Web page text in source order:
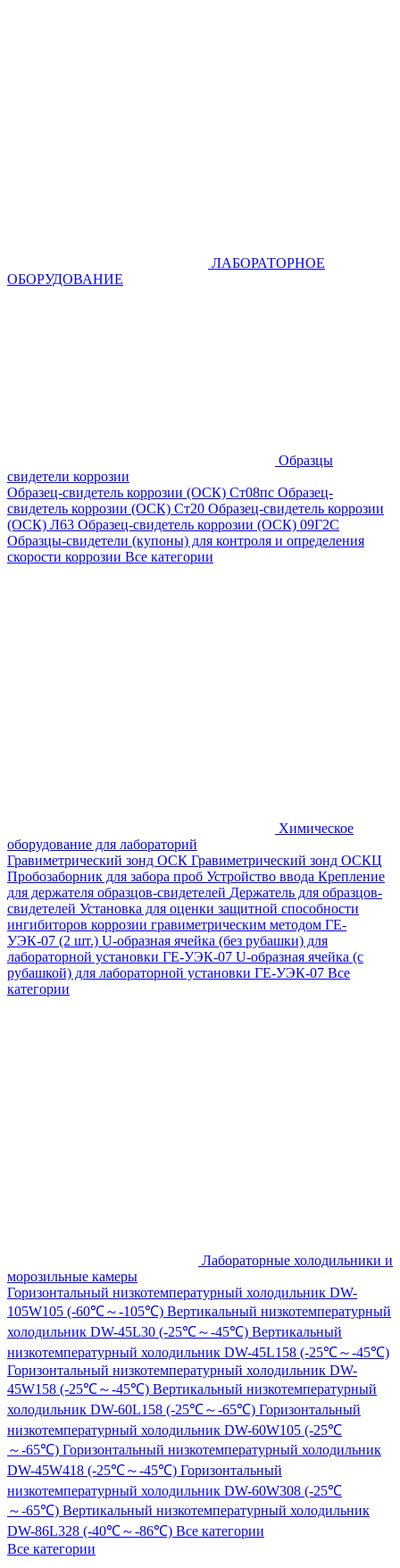
ЛАБОРАТОРНОЕ
ОБОРУДОВАНИЕ
Образцы
свидетели коррозии
Образец-свидетель коррозии (ОСК) Ст08пс Образец-
свидетель коррозии (ОСК) Ст20 Образец-свидетель коррозии
(ОСК) Л63 Образец-свидетель коррозии (ОСК) 09Г2С
Образцы-свидетели (купоны) для контроля и определения
скорости коррозии Все категории
Химическое
оборудование для лабораторий
Гравиметрический зонд ОСК Гравиметрический зонд ОСКЦ
Пробозаборник для забора проб Устройство ввода Крепление
для держателя образцов-свидетелей Держатель для образцов-
свидетелей Установка для оценки защитной способности
ингибиторов коррозии гравиметрическим методом ГЕ-
УЭК-07 (2 шт.) U-образная ячейка (без рубашки) для
лабораторной установки ГЕ-УЭК-07 U-образная ячейка (с
рубашкой) для лабораторной установки ГЕ-УЭК-07 Все
категории
Лабораторные холодильники и
морозильные камеры
Горизонтальный низкотемпературный холодильник DW-
105W105 (-60℃～-105℃) Вертикальный низкотемпературный
холодильник DW-45L30 (-25℃～-45℃) Вертикальный
низкотемпературный холодильник DW-45L158 (-25℃～-45℃)
Горизонтальный низкотемпературный холодильник DW-
45W158 (-25℃～-45℃) Вертикальный низкотемпературный
холодильник DW-60L158 (-25℃～-65℃) Горизонтальный
низкотемпературный холодильник DW-60W105 (-25℃
～-65℃) Горизонтальный низкотемпературный холодильник
DW-45W418 (-25℃～-45℃) Горизонтальный
низкотемпературный холодильник DW-60W308 (-25℃
～-65℃) Вертикальный низкотемпературный холодильник
DW-86L328 (-40℃～-86℃) Все категории
Все категории